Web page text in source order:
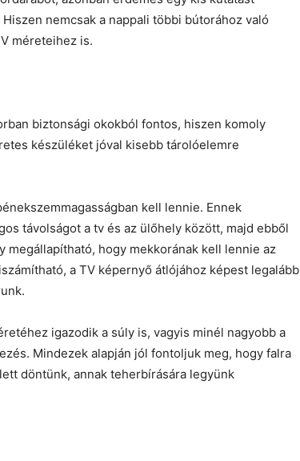
nemcsak a nappali többi bútorához való
méreteihez is.
biztonsági okokból fontos, hiszen komoly
készüléket jóval kisebb tárolóelemre
kell lennie. Ennek
távolságot a tv és az ülőhely között, majd ebből
megállapítható, hogy mekkorának kell lennie az
a TV képernyő átlójához képest legalább
igazodik a súly is, vagyis minél nagyobb a
Mindezek alapján jól fontoljuk meg, hogy falra
döntünk, annak teherbírására legyünk